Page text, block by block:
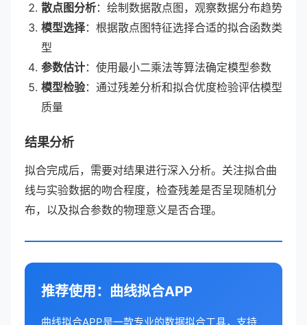
散点图分析：绘制数据散点图，观察数据分布趋势
模型选择：根据散点图特征选择合适的拟合函数类
型
参数估计：使用最小二乘法等算法确定模型参数
模型检验：通过残差分析和拟合优度检验评估模型
质量
结果分析
拟合完成后，需要对结果进行深入分析。关注拟合曲
线与实验数据的吻合程度，检查残差是否呈现随机分
布，以及拟合参数的物理意义是否合理。
推荐使用：曲线拟合APP
曲线拟合APP是一款专业的数据拟合工具，支持